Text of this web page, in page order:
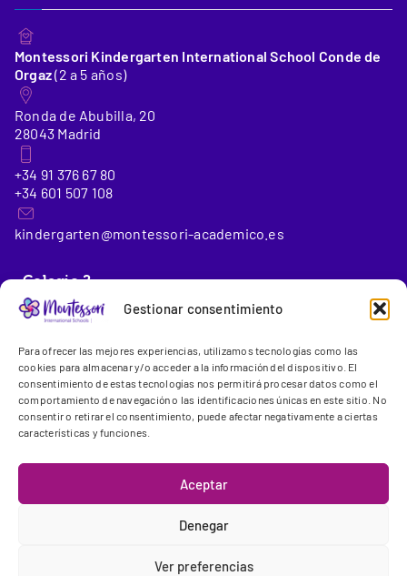
Gestionar consentimiento
Para ofrecer las mejores experiencias, utilizamos tecnologías como las
cookies para almacenar y/o acceder a la información del dispositivo. El
consentimiento de estas tecnologías nos permitirá procesar datos como el
comportamiento de navegación o las identificaciones únicas en este sitio. No
consentir o retirar el consentimiento, puede afectar negativamente a ciertas
características y funciones.
Aceptar
Denegar
Ver preferencias
Montessori Kindergarten International School Conde de
Orgaz(2 a 5 años)
Ronda de Abubilla, 20
28043 Madrid
+34 91 376 67 80
+34 601 507 108
kindergarten@montessori-academico.es
_Colegio 2
Montessori International School Conde de Orgaz(6 a 18
años)
Gregorio Benítez, 23-25
28043 Madrid
+34 91 300 13 44
info@montessori.es